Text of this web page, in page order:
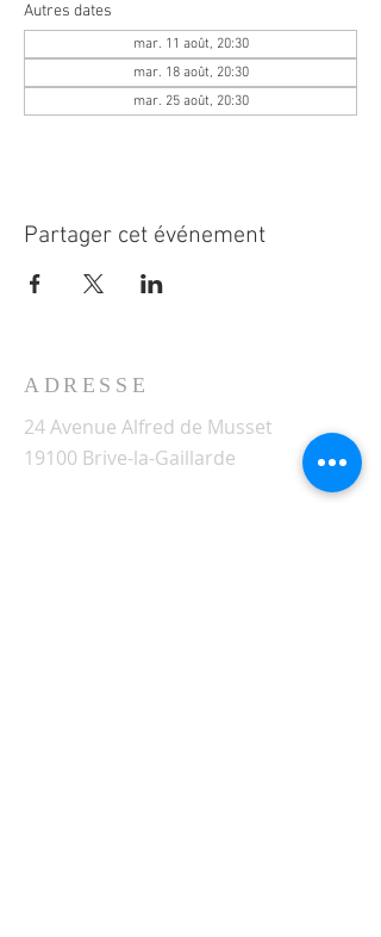
Autres dates
mar. 11 août, 20:30
mar. 18 août, 20:30
mar. 25 août, 20:30
Partager cet événement
ADRESSE
24 Avenue Alfred de Musset
19100 Brive-la-Gaillarde